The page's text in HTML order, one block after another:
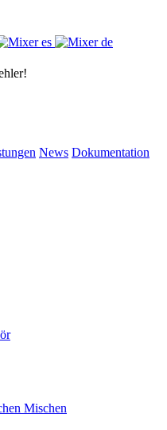
News Dokumentation
Mischen